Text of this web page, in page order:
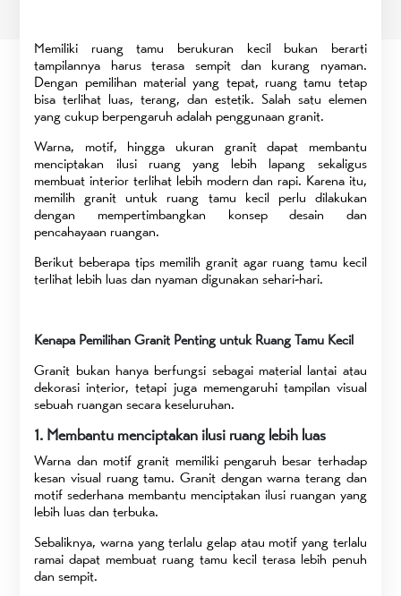
Memiliki ruang tamu berukuran kecil bukan berarti
tampilannya harus terasa sempit dan kurang nyaman.
Dengan pemilihan material yang tepat, ruang tamu tetap
bisa terlihat luas, terang, dan estetik. Salah satu elemen
yang cukup berpengaruh adalah penggunaan granit.
Warna, motif, hingga ukuran granit dapat membantu
menciptakan ilusi ruang yang lebih lapang sekaligus
membuat interior terlihat lebih modern dan rapi. Karena itu,
memilih granit untuk ruang tamu kecil perlu dilakukan
dengan mempertimbangkan konsep desain dan
pencahayaan ruangan.
Berikut beberapa tips memilih granit agar ruang tamu kecil
terlihat lebih luas dan nyaman digunakan sehari-hari.
Kenapa Pemilihan Granit Penting untuk Ruang Tamu Kecil
Granit bukan hanya berfungsi sebagai material lantai atau
dekorasi interior, tetapi juga memengaruhi tampilan visual
sebuah ruangan secara keseluruhan.
1. Membantu menciptakan ilusi ruang lebih luas
Warna dan motif granit memiliki pengaruh besar terhadap
kesan visual ruang tamu. Granit dengan warna terang dan
motif sederhana membantu menciptakan ilusi ruangan yang
lebih luas dan terbuka.
Sebaliknya, warna yang terlalu gelap atau motif yang terlalu
ramai dapat membuat ruang tamu kecil terasa lebih penuh
dan sempit.